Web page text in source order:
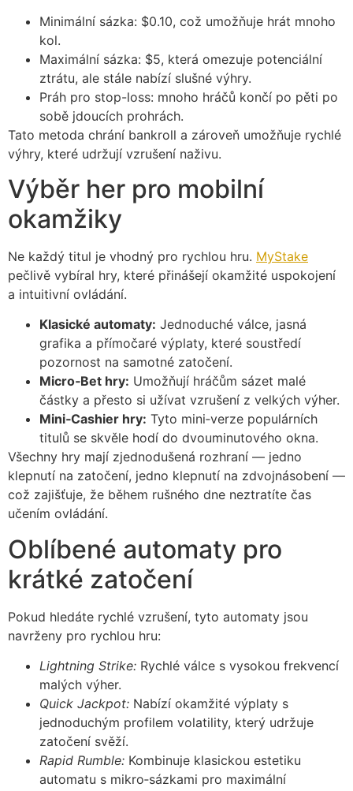
Minimální sázka: $0.10, což umožňuje hrát mnoho
kol.
Maximální sázka: $5, která omezuje potenciální
ztrátu, ale stále nabízí slušné výhry.
Práh pro stop-loss: mnoho hráčů končí po pěti po
sobě jdoucích prohrách.
Tato metoda chrání bankroll a zároveň umožňuje rychlé
výhry, které udržují vzrušení naživu.
Výběr her pro mobilní
okamžiky
Ne každý titul je vhodný pro rychlou hru. MyStake
pečlivě vybíral hry, které přinášejí okamžité uspokojení
a intuitivní ovládání.
Klasické automaty: Jednoduché válce, jasná
grafika a přímočaré výplaty, které soustředí
pozornost na samotné zatočení.
Micro‑Bet hry: Umožňují hráčům sázet malé
částky a přesto si užívat vzrušení z velkých výher.
Mini‑Cashier hry: Tyto mini‑verze populárních
titulů se skvěle hodí do dvouminutového okna.
Všechny hry mají zjednodušená rozhraní — jedno
klepnutí na zatočení, jedno klepnutí na zdvojnásobení —
což zajišťuje, že během rušného dne neztratíte čas
učením ovládání.
Oblíbené automaty pro
krátké zatočení
Pokud hledáte rychlé vzrušení, tyto automaty jsou
navrženy pro rychlou hru:
Lightning Strike: Rychlé válce s vysokou frekvencí
malých výher.
Quick Jackpot: Nabízí okamžité výplaty s
jednoduchým profilem volatility, který udržuje
zatočení svěží.
Rapid Rumble: Kombinuje klasickou estetiku
automatu s mikro‑sázkami pro maximální